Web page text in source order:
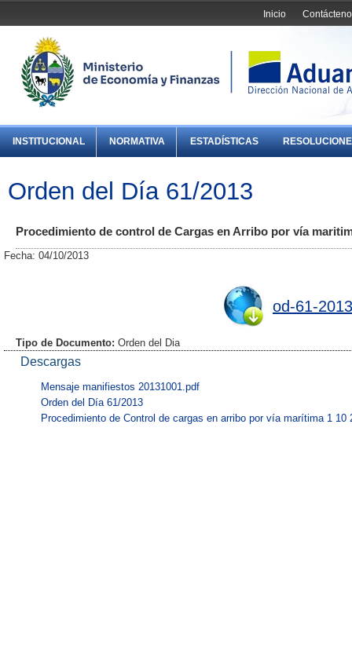
Inicio
INSTITUCIONAL NORMATIVA ESTADÍSTICAS
Orden del Día 61/2013
Procedimiento de control de Cargas en Arribo por vía
Fecha: 04/10/2013
od-61-
Tipo de Documento: Orden del Dia
Descargas
Mensaje manifiestos 20131001.pdf
Orden del Día 61/2013
Procedimiento de Control de cargas en arribo por vía marítima 1 10